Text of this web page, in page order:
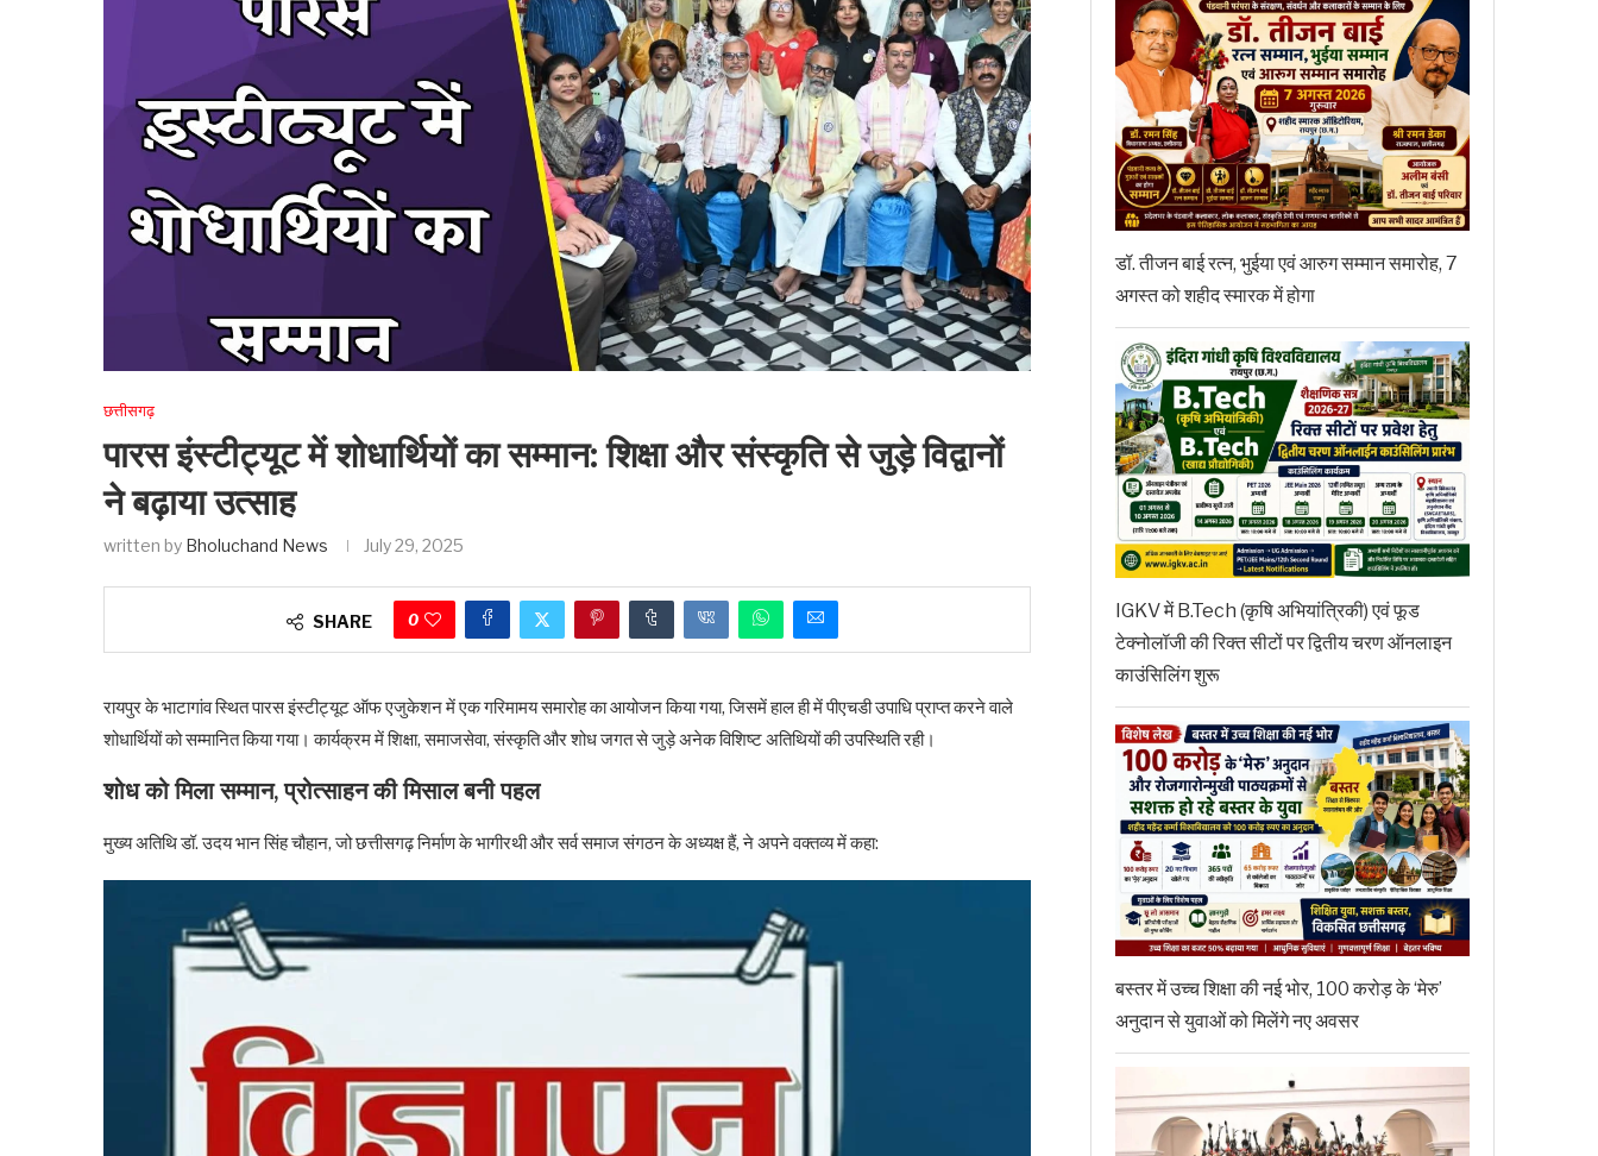
छत्तीसगढ़
पारस इंस्टीट्यूट में शोधार्थियों का सम्मान: शिक्षा और संस्कृति से जुड़े विद्वानों
ने बढ़ाया उत्साह
written by Bholuchand News July 29, 2025
SHARE 0
रायपुर के भाटागांव स्थित पारस इंस्टीट्यूट ऑफ एजुकेशन में एक गरिमामय समारोह का आयोजन किया गया, जिसमें हाल ही में पीएचडी उपाधि प्राप्त करने वाले
शोधार्थियों को सम्मानित किया गया। कार्यक्रम में शिक्षा, समाजसेवा, संस्कृति और शोध जगत से जुड़े अनेक विशिष्ट अतिथियों की उपस्थिति रही।
शोध को मिला सम्मान, प्रोत्साहन की मिसाल बनी पहल
मुख्य अतिथि डॉ. उदय भान सिंह चौहान, जो छत्तीसगढ़ निर्माण के भागीरथी और सर्व समाज संगठन के अध्यक्ष हैं, ने अपने वक्तव्य में कहा:
डॉ. तीजन बाई रत्न, भुईया एवं आरुग सम्मान समारोह, 7
अगस्त को शहीद स्मारक में होगा
IGKV में B.Tech (कृषि अभियांत्रिकी) एवं फूड
टेक्नोलॉजी की रिक्त सीटों पर द्वितीय चरण ऑनलाइन
काउंसिलिंग शुरू
बस्तर में उच्च शिक्षा की नई भोर, 100 करोड़ के ‘मेरु’
अनुदान से युवाओं को मिलेंगे नए अवसर